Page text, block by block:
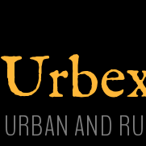
URBAN AND